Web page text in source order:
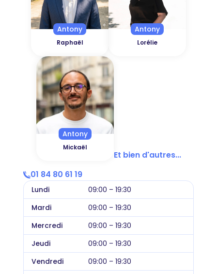
Antony
Raphaël
Antony
Lorélie
Antony
Mickaël
Et bien d'autres...
01 84 80 61 19
Lundi
09:00 – 19:30
Mardi
09:00 – 19:30
Mercredi
09:00 – 19:30
Jeudi
09:00 – 19:30
Vendredi
09:00 – 19:30